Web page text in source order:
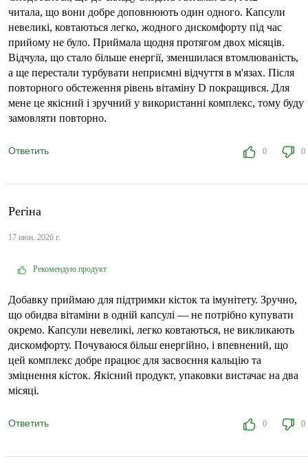
читала, що вони добре доповнюють один одного. Капсули
невеликі, ковтаються легко, жодного дискомфорту під час
прийому не було. Приймала щодня протягом двох місяців.
Відчула, що стало більше енергії, зменшилася втомлюваність,
а ще перестали турбувати неприємні відчуття в м'язах. Після
повторного обстеження рівень вітаміну D покращився. Для
мене це якісний і зручний у використанні комплекс, тому буду
замовляти повторно.
Ответить 0 0
Регіна
17 июн. 2026 г.
Рекомендую продукт
Добавку приймаю для підтримки кісток та імунітету. Зручно,
що обидва вітаміни в одній капсулі — не потрібно купувати
окремо. Капсули невеликі, легко ковтаються, не викликають
дискомфорту. Почуваюся більш енергійно, і впевнений, що
цей комплекс добре працює для засвоєння кальцію та
зміцнення кісток. Якісний продукт, упаковки вистачає на два
місяці.
Ответить 0 0